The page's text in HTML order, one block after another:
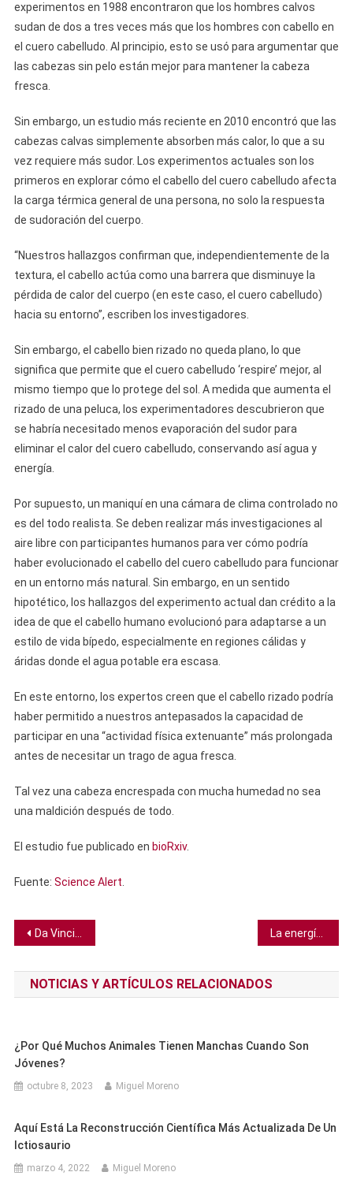
experimentos en 1988 encontraron que los hombres calvos
sudan de dos a tres veces más que los hombres con cabello en
el cuero cabelludo. Al principio, esto se usó para argumentar que
las cabezas sin pelo están mejor para mantener la cabeza
fresca.
Sin embargo, un estudio más reciente en 2010 encontró que las
cabezas calvas simplemente absorben más calor, lo que a su
vez requiere más sudor. Los experimentos actuales son los
primeros en explorar cómo el cabello del cuero cabelludo afecta
la carga térmica general de una persona, no solo la respuesta
de sudoración del cuerpo.
“Nuestros hallazgos confirman que, independientemente de la
textura, el cabello actúa como una barrera que disminuye la
pérdida de calor del cuerpo (en este caso, el cuero cabelludo)
hacia su entorno”, escriben los investigadores.
Sin embargo, el cabello bien rizado no queda plano, lo que
significa que permite que el cuero cabelludo ‘respire’ mejor, al
mismo tiempo que lo protege del sol. A medida que aumenta el
rizado de una peluca, los experimentadores descubrieron que
se habría necesitado menos evaporación del sudor para
eliminar el calor del cuero cabelludo, conservando así agua y
energía.
Por supuesto, un maniquí en una cámara de clima controlado no
es del todo realista. Se deben realizar más investigaciones al
aire libre con participantes humanos para ver cómo podría
haber evolucionado el cabello del cuero cabelludo para funcionar
en un entorno más natural. Sin embargo, en un sentido
hipotético, los hallazgos del experimento actual dan crédito a la
idea de que el cabello humano evolucionó para adaptarse a un
estilo de vida bípedo, especialmente en regiones cálidas y
áridas donde el agua potable era escasa.
En este entorno, los expertos creen que el cabello rizado podría
haber permitido a nuestros antepasados ​​la capacidad de
participar en una “actividad física extenuante” más prolongada
antes de necesitar un trago de agua fresca.
Tal vez una cabeza encrespada con mucha humedad no sea
una maldición después de todo.
El estudio fue publicado en bioRxiv.
Fuente: Science Alert
Navegación
de
entradas
Da Vinci entendía aspectos clave de la gravedad mucho antes que Einstein, revelan dibujos La energía oscura puede estar escondida en agujeros negros supermasivos, según estudio
NOTICIAS Y ARTÍCULOS RELACIONADOS
¿Por Qué Muchos Animales Tienen Manchas Cuando Son
Jóvenes?
octubre 8, 2023 Miguel Moreno
Aquí Está La Reconstrucción Científica Más Actualizada De Un
Ictiosaurio
marzo 4, 2022 Miguel Moreno